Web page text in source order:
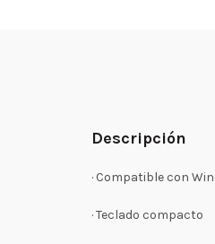
Descripción
· Compatible con
· Teclado compacto